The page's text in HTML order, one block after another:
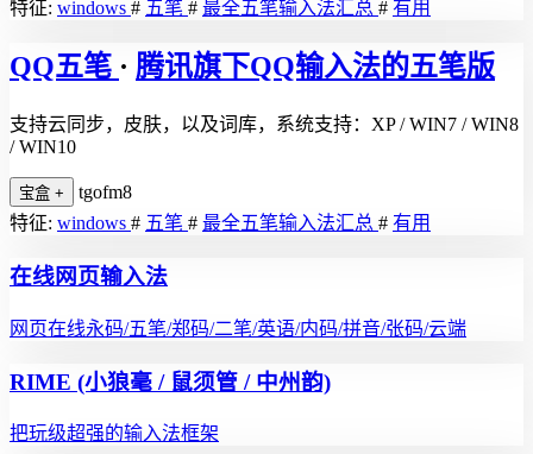
特征: windows # 五笔 # 最全五笔输入法汇总 # 有用
QQ五笔 · 腾讯旗下QQ输入法的五笔版
支持云同步，皮肤，以及词库，系统支持：XP / WIN7 / WIN8
/ WIN10
宝盒 +
tgofm8
特征: windows # 五笔 # 最全五笔输入法汇总 # 有用
在线网页输入法
网页在线永码/五笔/郑码/二笔/英语/内码/拼音/张码/云端
RIME (小狼毫 / 鼠须管 / 中州韵)
把玩级超强的输入法框架